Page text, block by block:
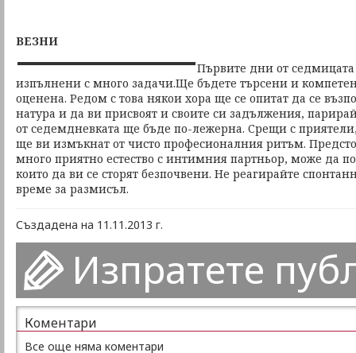
ВЕЗНИ
Първите дни от
изпълнени с много задачи.Ще бъдете търсени и
оценена. Редом с това някои хора ще се опитат да се
натура и да ви присвоят и своите си задължения,
от седемдневката ще бъде по-лежерна. Срещи с
ще ви измъкнат от чисто професионалния ритъм.
много приятно естество с интимния партньор, може да
които да ви се сторят безпочвени. Не реагирайте
време за размисъл.
Създадена на 11.11.2013 г.
Изпратете
Коментари
Все още няма коментари